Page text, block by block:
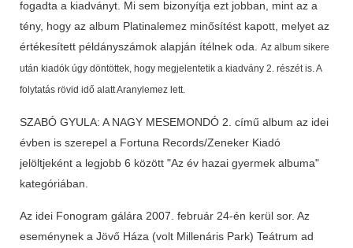
fogadta a kiadványt. Mi sem bizonyítja ezt jobban, mint az a
tény, hogy az album Platinalemez minősítést kapott, melyet az
értékesített példányszámok alapján ítélnek oda. Az album sikere
után kiadók úgy döntöttek, hogy megjelentetik a kiadvány 2. részét is. A
folytatás rövid idő alatt Aranylemez lett.
SZABÓ GYULA: A NAGY MESEMONDÓ 2. című album az idei
évben is szerepel a Fortuna Records/Zeneker Kiadó
jelöltjeként a legjobb 6 között "Az év hazai gyermek albuma"
kategóriában.
Az idei Fonogram gálára 2007. február 24-én kerül sor. Az
eseménynek a Jövő Háza (volt Millenáris Park) Teátrum ad